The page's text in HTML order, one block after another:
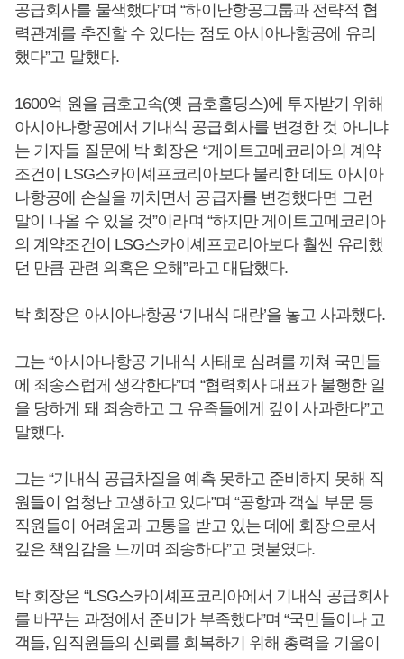
공급회사를 물색했다”며 “하이난항공그룹과 전략적 협
력관계를 추진할 수 있다는 점도 아시아나항공에 유리
했다”고 말했다.
1600억 원을 금호고속(옛 금호홀딩스)에 투자받기 위해
아시아나항공에서 기내식 공급회사를 변경한 것 아니냐
는 기자들 질문에 박 회장은 “게이트고메코리아의 계약
조건이 LSG스카이셰프코리아보다 불리한 데도 아시아
나항공에 손실을 끼치면서 공급자를 변경했다면 그런
말이 나올 수 있을 것”이라며 “하지만 게이트고메코리아
의 계약조건이 LSG스카이셰프코리아보다 훨씬 유리했
던 만큼 관련 의혹은 오해”라고 대답했다.
박 회장은 아시아나항공 ‘기내식 대란’을 놓고 사과했다.
그는 “아시아나항공 기내식 사태로 심려를 끼쳐 국민들
에 죄송스럽게 생각한다”며 “협력회사 대표가 불행한 일
을 당하게 돼 죄송하고 그 유족들에게 깊이 사과한다”고
말했다.
그는 “기내식 공급차질을 예측 못하고 준비하지 못해 직
원들이 엄청난 고생하고 있다”며 “공항과 객실 부문 등
직원들이 어려움과 고통을 받고 있는 데에 회장으로서
깊은 책임감을 느끼며 죄송하다”고 덧붙였다.
박 회장은 “LSG스카이셰프코리아에서 기내식 공급회사
를 바꾸는 과정에서 준비가 부족했다”며 “국민들이나 고
객들, 임직원들의 신뢰를 회복하기 위해 총력을 기울이